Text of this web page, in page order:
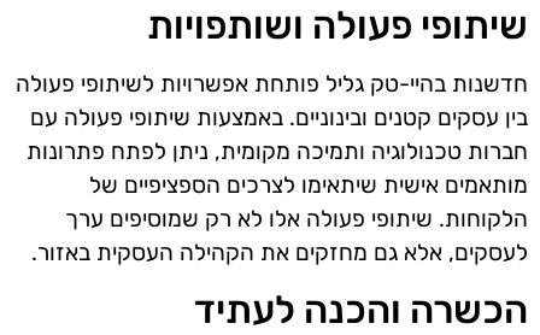
שיתופי פעולה ושותפויות
חדשנות בהיי-טק גליל פותחת אפשרויות לשיתופי פעולה
בין עסקים קטנים ובינוניים. באמצעות שיתופי פעולה עם
חברות טכנולוגיה ותמיכה מקומית, ניתן לפתח פתרונות
מותאמים אישית שיתאימו לצרכים הספציפיים של
הלקוחות. שיתופי פעולה אלו לא רק שמוסיפים ערך
לעסקים, אלא גם מחזקים את הקהילה העסקית באזור.
הכשרה והכנה לעתיד